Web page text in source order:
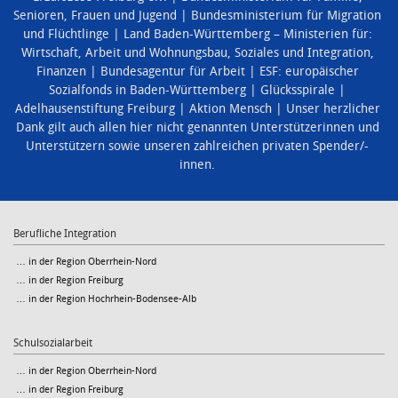
Senioren, Frauen und Jugend
Bundesministerium für Migration
und Flüchtlinge
Land Baden-Württemberg – Ministerien für:
Wirtschaft, Arbeit und Wohnungsbau, Soziales und Integration,
Finanzen
Bundesagentur für Arbeit
ESF: europäischer
Sozialfonds in Baden-Württemberg
Glücksspirale
Adelhausenstiftung Freiburg
Aktion Mensch
Unser herzlicher
Dank gilt auch allen hier nicht genannten Unterstützerinnen und
Unterstützern sowie unseren zahlreichen privaten Spender/-
innen.
Berufliche Integration
… in der Region Oberrhein-Nord
… in der Region Freiburg
… in der Region Hochrhein-Bodensee-Alb
Schulsozialarbeit
… in der Region Oberrhein-Nord
… in der Region Freiburg